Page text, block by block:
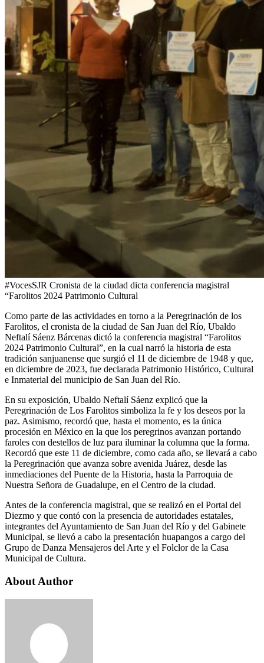
#VocesSJR Cronista de la ciudad dicta conferencia magistral
“Farolitos 2024 Patrimonio Cultural
Como parte de las actividades en torno a la Peregrinación de los
Farolitos, el cronista de la ciudad de San Juan del Río, Ubaldo
Neftalí Sáenz Bárcenas dictó la conferencia magistral “Farolitos
2024 Patrimonio Cultural”, en la cual narró la historia de esta
tradición sanjuanense que surgió el 11 de diciembre de 1948 y que,
en diciembre de 2023, fue declarada Patrimonio Histórico, Cultural
e Inmaterial del municipio de San Juan del Río.
En su exposición, Ubaldo Neftalí Sáenz explicó que la
Peregrinación de Los Farolitos simboliza la fe y los deseos por la
paz. Asimismo, recordó que, hasta el momento, es la única
procesión en México en la que los peregrinos avanzan portando
faroles con destellos de luz para iluminar la columna que la forma.
Recordó que este 11 de diciembre, como cada año, se llevará a cabo
la Peregrinación que avanza sobre avenida Juárez, desde las
inmediaciones del Puente de la Historia, hasta la Parroquia de
Nuestra Señora de Guadalupe, en el Centro de la ciudad.
Antes de la conferencia magistral, que se realizó en el Portal del
Diezmo y que contó con la presencia de autoridades estatales,
integrantes del Ayuntamiento de San Juan del Río y del Gabinete
Municipal, se llevó a cabo la presentación huapangos a cargo del
Grupo de Danza Mensajeros del Arte y el Folclor de la Casa
Municipal de Cultura.
About Author